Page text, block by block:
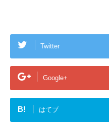
Twitter
Google+
B! はてブ